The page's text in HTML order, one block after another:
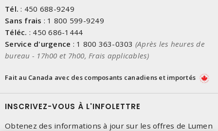
Tél. : 450 688-9249
Sans frais : 1 800 599-9249
Téléc. : 450 686-1444
Service d'urgence : 1 800 363-0303 (Après les heures de
bureau - 17h00 et 7h00, Frais applicables)
Fait au Canada avec des composants canadiens et importés
INSCRIVEZ-VOUS À L'INFOLETTRE
Obtenez des informations à jour sur les offres de Lumen